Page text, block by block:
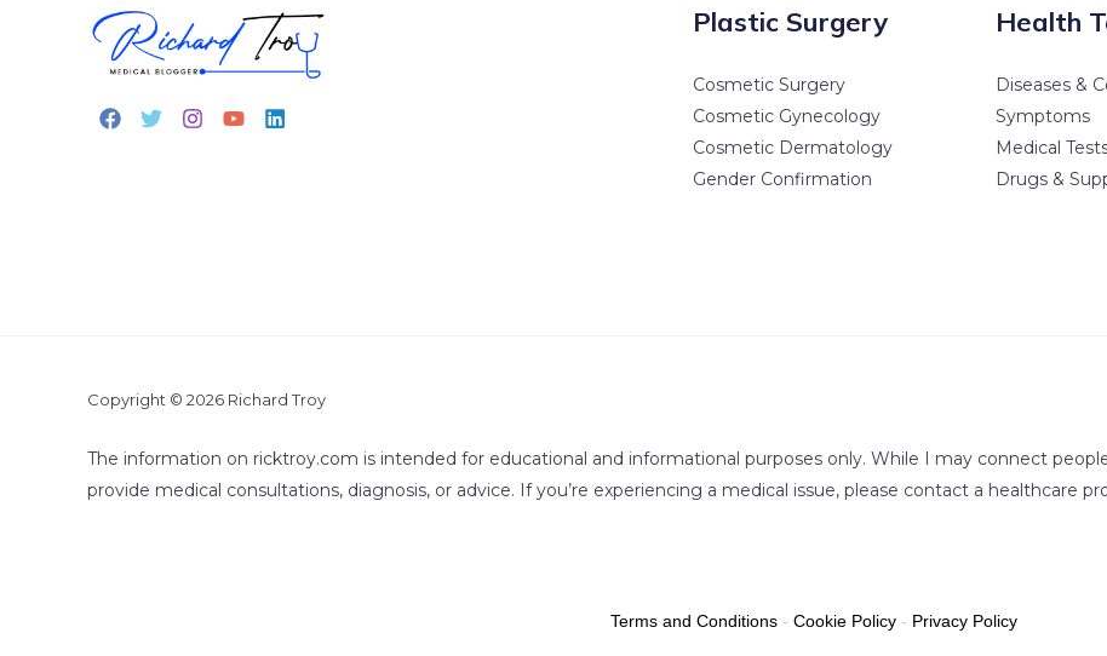
B7
か
Plastic Surgery
Cosmetic Surgery
Cosmetic Gynecology
Cosmetic Dermatology
Gender Confirmation
Health
Diseases &
Symptoms
Medical
Drugs &
Copyright © 2026 Richard Troy
The information on ricktroy.com is intended for educational and informational purposes only. While I may connect
provide medical consultations, diagnosis, or advice. If you’re experiencing a medical issue, please contact a healthcare
Terms and Conditions - Cookie Policy - Privacy Policy